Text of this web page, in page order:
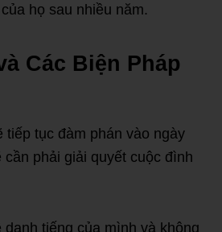
họ sau nhiều năm.
Các Biện Pháp
tiếp tục đàm phán vào ngày
cần phải giải quyết cuộc đình
danh tiếng của mình và không